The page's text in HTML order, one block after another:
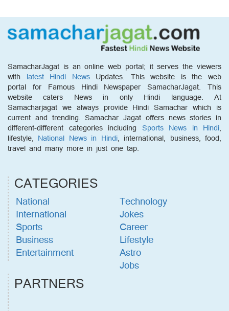
SamacharJagat is an online web portal; it serves the viewers
with latest Hindi NewsUpdates. This website is the web
portal for Famous Hindi Newspaper SamacharJagat. This
website caters News in only Hindi language. At
Samacharjagat we always provide Hindi Samachar which is
current and trending. Samachar Jagat offers news stories in
different-different categories including Sports News in Hindi,
lifestyle, National News in Hindi, international, business, food,
travel and many more in just one tap.
CATEGORIES
National
International
Sports
Business
Entertainment
Technology
Jokes
Career
Lifestyle
Astro
Jobs
PARTNERS